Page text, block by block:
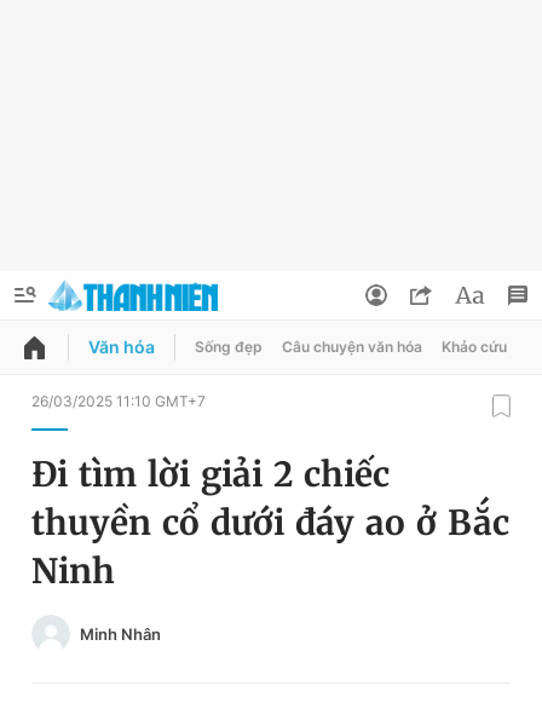
QUẢNG CÁO
Chuyên mục
Chuyên mục khác
Chào ngày mới
Đổi mật khẩu
Tin đã lưu
Văn hóa Sống đẹp Câu chuyện văn hóa Khảo cứu
26/03/2025 11:10 GMT+7
Đi tìm lời giải 2 chiếc
thuyền cổ dưới đáy ao ở Bắc
Ninh
Minh Nhân